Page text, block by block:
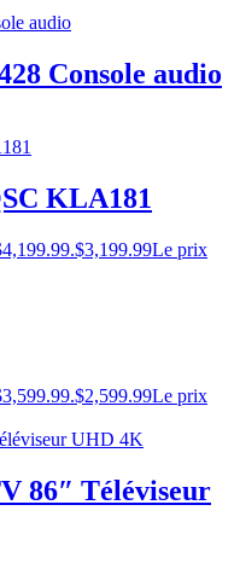
Console audio
KLA181
$3,199.99Le prix
$2,599.99Le prix
86″ Téléviseur